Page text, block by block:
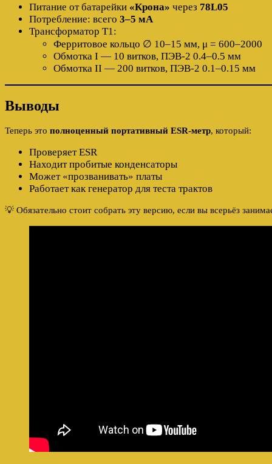
Питание от батарейки «Крона» через 78L05
Потребление: всего 3–5 мА
Трансформатор Т1:
Ферритовое кольцо ∅ 10–15 мм, μ = 600–2000
Обмотка I — 10 витков, ПЭВ-2 0.4–0.5 мм
Обмотка II — 200 витков, ПЭВ-2 0.1–0.15 мм
Выводы
Теперь это полноценный портативный ESR-метр, который:
Проверяет ESR
Находит пробитые конденсаторы
Может «прозванивать» платы
Работает как генератор для теста трактов
💡 Обязательно стоит собрать эту версию, если вы всерьёз